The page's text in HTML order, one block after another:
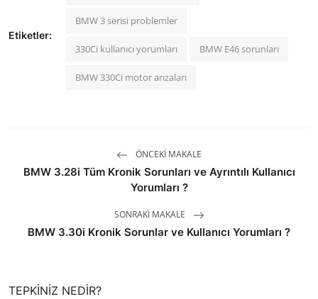
Etiketler:
BMW 3 serisi problemler
330Ci kullanıcı yorumları BMW E46 sorunları
BMW 330Ci motor arızaları
ÖNCEKI MAKALE
BMW 3.28i Tüm Kronik Sorunları ve Ayrıntılı Kullanıcı
Yorumları ?
SONRAKI MAKALE
BMW 3.30i Kronik Sorunlar ve Kullanıcı Yorumları ?
TEPKINIZ NEDIR?